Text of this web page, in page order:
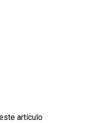
artículo